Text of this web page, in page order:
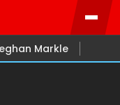
Markle